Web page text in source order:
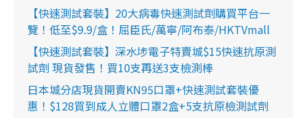
【快速測試套裝】20大病毒快速測試劑購買平台一
覽！低至$9.9/盒！屈臣氏/萬寧/阿布泰/HKTVmall
【快速測試套裝】深水埗電子特賣城$15快速抗原測
試劑 現貨發售！買10支再送3支檢測棒
日本城分店現貨開賣KN95口罩+快速測試套裝優
惠！$128買到成人立體口罩2盒+5支抗原檢測試劑